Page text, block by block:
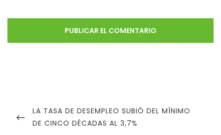
LA TASA DE DESEMPLEO SUBIÓ DEL MÍNIMO
DE CINCO DÉCADAS AL 3,7%